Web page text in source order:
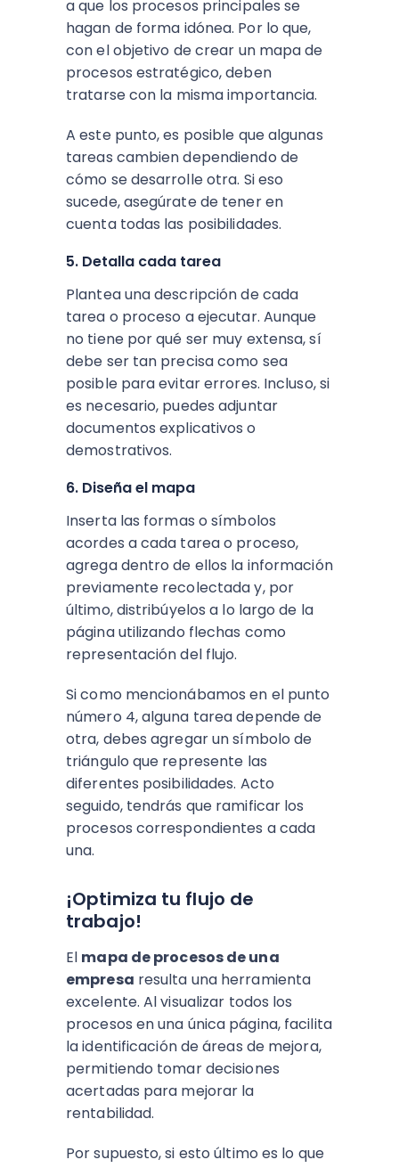
a que los procesos principales se
hagan de forma idónea. Por lo que,
con el objetivo de crear un mapa de
procesos estratégico, deben
tratarse con la misma importancia.
A este punto, es posible que algunas
tareas cambien dependiendo de
cómo se desarrolle otra. Si eso
sucede, asegúrate de tener en
cuenta todas las posibilidades.
5. Detalla cada tarea
Plantea una descripción de cada
tarea o proceso a ejecutar. Aunque
no tiene por qué ser muy extensa, sí
debe ser tan precisa como sea
posible para evitar errores. Incluso, si
es necesario, puedes adjuntar
documentos explicativos o
demostrativos.
6. Diseña el mapa
Inserta las formas o símbolos
acordes a cada tarea o proceso,
agrega dentro de ellos la información
previamente recolectada y, por
último, distribúyelos a lo largo de la
página utilizando flechas como
representación del flujo.
Si como mencionábamos en el punto
número 4, alguna tarea depende de
otra, debes agregar un símbolo de
triángulo que represente las
diferentes posibilidades. Acto
seguido, tendrás que ramificar los
procesos correspondientes a cada
una.
¡Optimiza tu flujo de
trabajo!
El mapa de procesos de una
empresa resulta una herramienta
excelente. Al visualizar todos los
procesos en una única página, facilita
la identificación de áreas de mejora,
permitiendo tomar decisiones
acertadas para mejorar la
rentabilidad.
Por supuesto, si esto último es lo que